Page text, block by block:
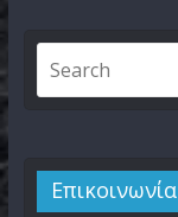
Επικοινωνία